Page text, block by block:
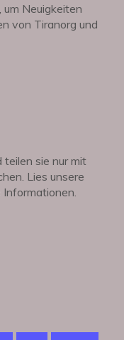
Neuigkeiten
von Tiranorg und
sie nur mit
Lies unsere